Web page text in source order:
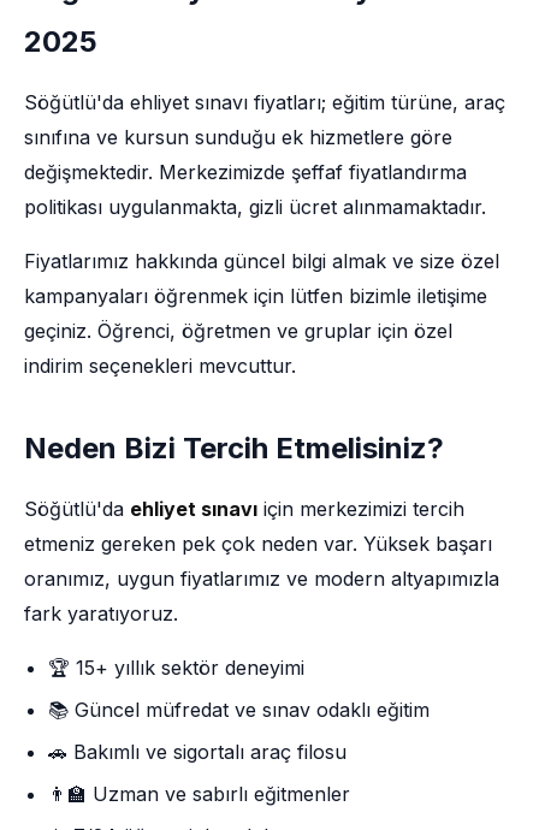
2025
Söğütlü'da ehliyet sınavı fiyatları; eğitim türüne, araç
sınıfına ve kursun sunduğu ek hizmetlere göre
değişmektedir. Merkezimizde şeffaf fiyatlandırma
politikası uygulanmakta, gizli ücret alınmamaktadır.
Fiyatlarımız hakkında güncel bilgi almak ve size özel
kampanyaları öğrenmek için lütfen bizimle iletişime
geçiniz. Öğrenci, öğretmen ve gruplar için özel
indirim seçenekleri mevcuttur.
Neden Bizi Tercih Etmelisiniz?
Söğütlü'da ehliyet sınavı için merkezimizi tercih
etmeniz gereken pek çok neden var. Yüksek başarı
oranımız, uygun fiyatlarımız ve modern altyapımızla
fark yaratıyoruz.
🏆 15+ yıllık sektör deneyimi
📚 Güncel müfredat ve sınav odaklı eğitim
🚗 Bakımlı ve sigortalı araç filosu
👨‍🏫 Uzman ve sabırlı eğitmenler